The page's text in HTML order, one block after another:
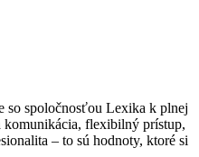
so spoločnosťou Lexika k plnej
komunikácia, flexibilný prístup,
– to sú hodnoty, ktoré si